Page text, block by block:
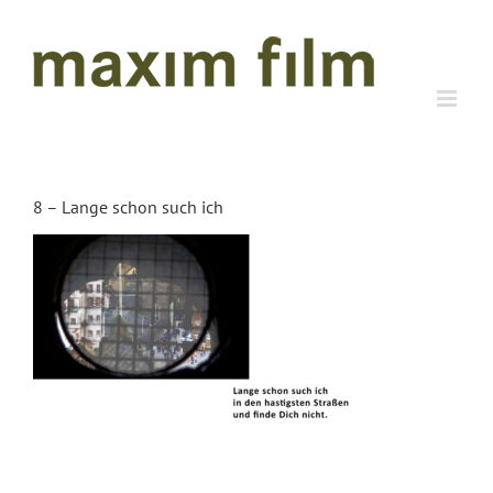
springen
8 – Lange schon such ich